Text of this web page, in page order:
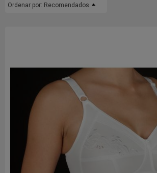
Ordenar por: Recomendados